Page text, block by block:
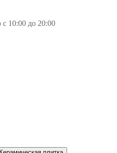
10:00 до 20:00